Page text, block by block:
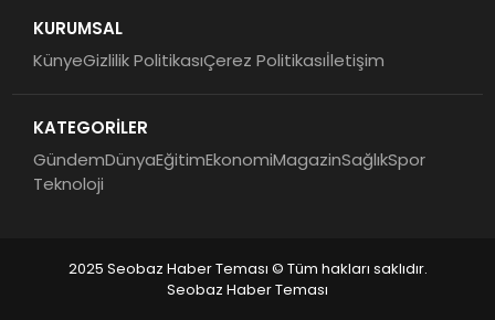
KURUMSAL
KünyeGizlilik PolitikasıÇerez Politikasıİletişim
KATEGORİLER
GündemDünyaEğitimEkonomiMagazinSağlıkSpor
Teknoloji
2025 Seobaz Haber Teması © Tüm hakları saklıdır.
Seobaz Haber Teması